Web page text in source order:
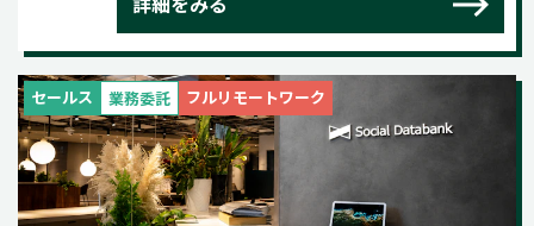
セールス 業務委託 フルリモートワーク